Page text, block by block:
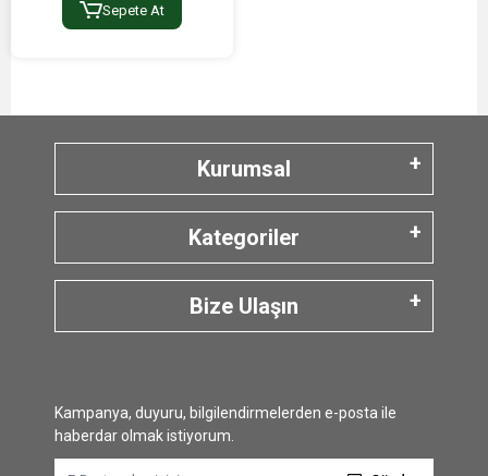
Sepete At
Kurumsal
Kategoriler
Bize Ulaşın
Kampanya, duyuru, bilgilendirmelerden e-posta ile
haberdar olmak istiyorum.